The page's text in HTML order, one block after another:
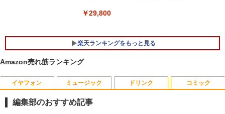
￥29,800
楽天ランキングをもっと見る
1
NiPoGi ミニpc Intel N5030 【2026新モ
デル・業界超ミニ】 最大3.1Hz mini pc
Windows11 Pro 12GB+256GB SSD (4T
1
★PHILIPS / フィリップス 16:9 フルHD
VA ディスプレイ 液晶モニター 221S9A/1
1 [21.5インチ ブラック]【PCモニター・
1
ゼンリン住宅地図 B4判 東京都 東京都港
区 発行年月202604 13103011I
Amazon売れ筋ランキング
イヤフォン ミュージック ドリンク コミック
編集部のおすすめ記事